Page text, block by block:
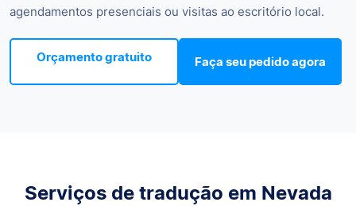
agendamentos presenciais ou visitas ao escritório local.
Orçamento gratuito Faça seu pedido agora
Serviços de tradução em Nevada